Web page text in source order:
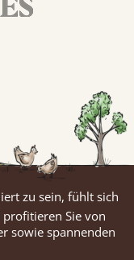
zu sein, fühlt sich
Sie von
sowie spannenden